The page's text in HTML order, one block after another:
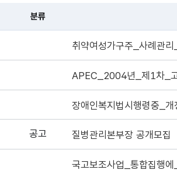
분류
취약여성가구주_사례관
장애인복지법시행령중_
공고 질병관리본부장 공개모집
국고보조사업_통합집행